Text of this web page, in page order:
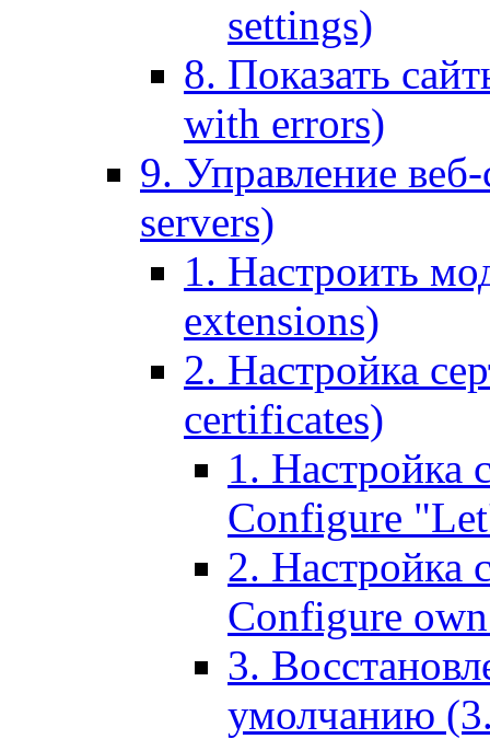
settings)
8. Показать
with errors)
9. Управление
servers)
1. Настроить
extensions)
2. Настройка
certificates)
1. Настройка
Configure
2. Настройка
Configure
3.
умолчанию